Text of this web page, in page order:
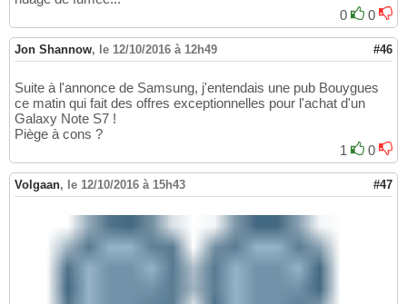
0
0
Jon Shannow, le 12/10/2016 à 12h49 #46
Suite à l'annonce de Samsung, j'entendais une pub Bouygues
ce matin qui fait des offres exceptionnelles pour l'achat d'un
Galaxy Note S7 !
Piège à cons ?
1
0
Volgaan, le 12/10/2016 à 15h43 #47